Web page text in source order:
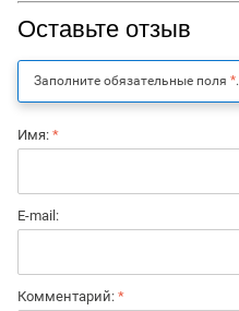
Оставьте отзыв
Заполните обязательные поля *.
Имя: *
E-mail:
Комментарий: *